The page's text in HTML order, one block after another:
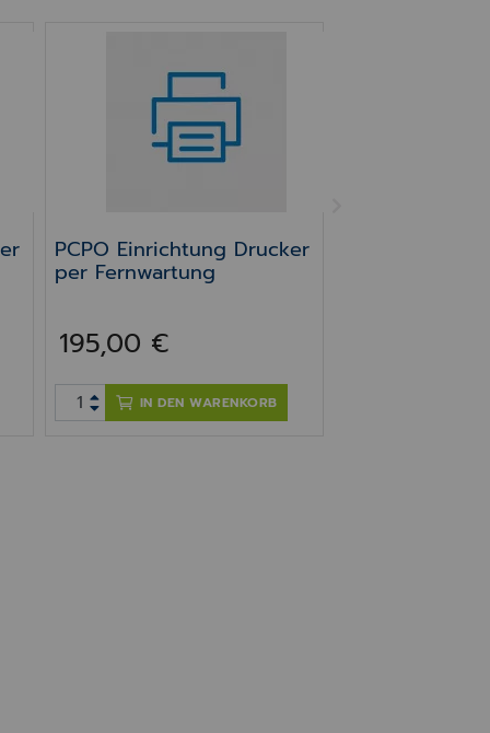
PCPO Einrichtung Drucker
per Fernwartung
195,00 €
IN DEN WARENKORB